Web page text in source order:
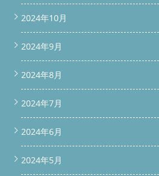
2024年10月
2024年9月
2024年8月
2024年7月
2024年6月
2024年5月